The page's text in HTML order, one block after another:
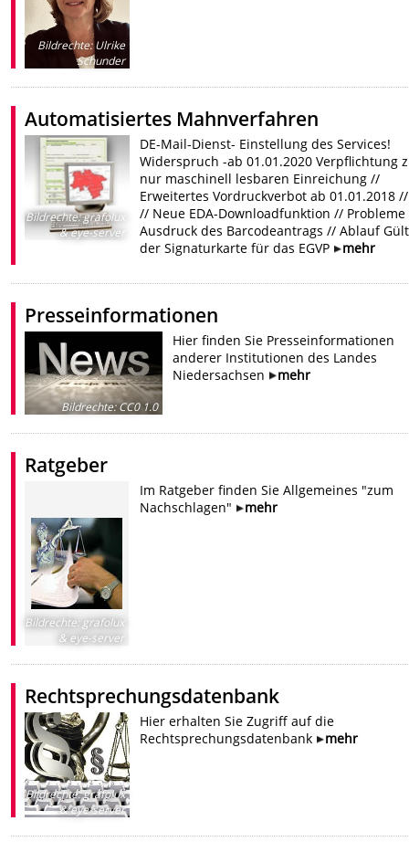
Bildrechte:Ulrike
Schunder
Automatisiertes Mahnverfahren
Bildrechte:grafolux
& eye-server
DE-Mail-Dienst- Einstellung des Services!
Widerspruch -ab 01.01.2020 Verpflichtung
nur maschinell lesbaren Einreichung //
Erweitertes Vordruckverbot ab 01.01.2018
// Neue EDA-Downloadfunktion //
Ausdruck des Barcodeantrags // Ablauf
der Signaturkarte für das EGVP
mehr
Presseinformationen
Bildrechte:CC0 1.0
Hier finden Sie Presseinformationen
anderer Institutionen des Landes
Niedersachsen
mehr
Ratgeber
Bildrechte: grafolux
& eye-server
Im Ratgeber finden Sie Allgemeines "zum
Nachschlagen"
mehr
Rechtsprechungsdatenbank
Bildrechte:grafolux
& eye-server
Hier erhalten Sie Zugriff auf die
Rechtsprechungsdatenbank
mehr